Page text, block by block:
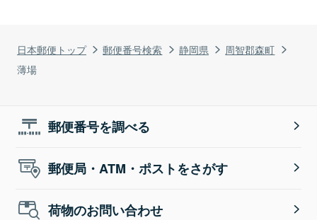
日本郵便トップ 郵便番号検索 静岡県
周智郡森町
薄場
郵便番号を調べる
郵便局・ATM・ポストをさがす
荷物のお問い合わせ